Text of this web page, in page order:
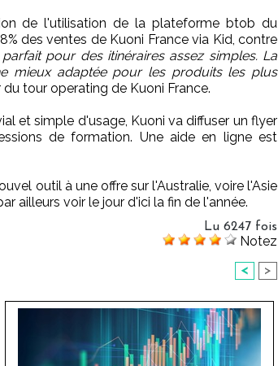
de l'utilisation de la plateforme btob du
des ventes de Kuoni France via Kid, contre
pour des itinéraires assez simples. La
mieux adaptée pour les produits les plus
tour operating de Kuoni France.
et simple d'usage, Kuoni va diffuser un flyer
de formation. Une aide en ligne est
outil à une offre sur l'Australie, voire l'Asie
ailleurs voir le jour d'ici la fin de l'année.
Lu 6247 fois
Notez
< >